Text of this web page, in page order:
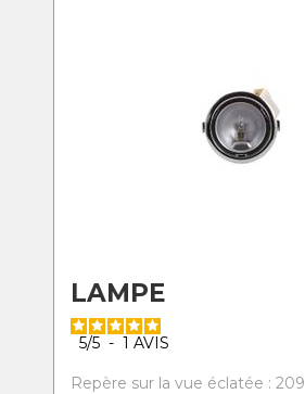
LAMPE
5/5 - 1 AVIS
Repère sur la vue éclatée : 209